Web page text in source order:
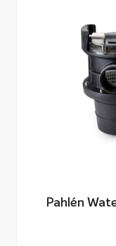
Pahlén